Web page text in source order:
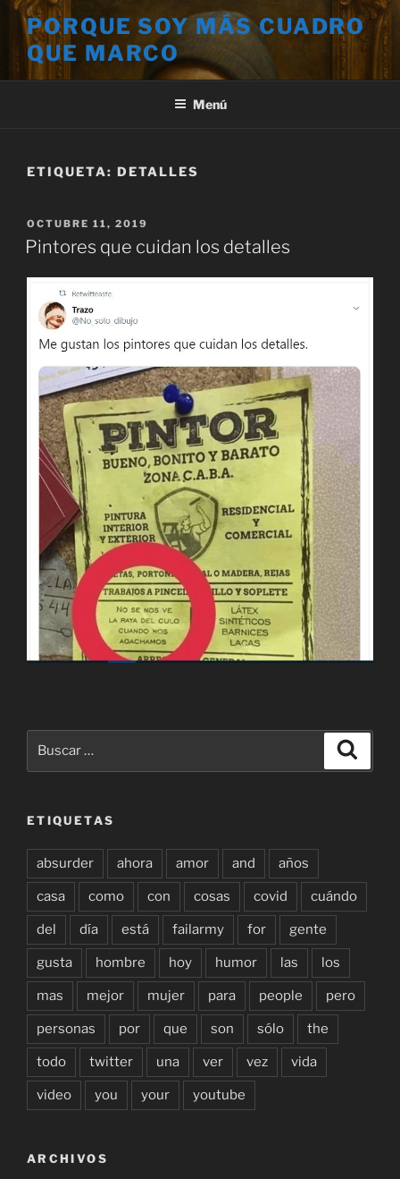
Saltar
contenido
PORQUE SOY MÁS CUADRO
QUE MARCO
Menú
ETIQUETA: DETALLES
PUBLICADO
EL
OCTUBRE 11, 2019
Pintores que cuidan los detalles
ETIQUETAS
absurder ahora amor and años
casa como con cosas covid cuándo
del día está failarmy for gente
gusta hombre hoy humor las los
mas mejor mujer para people pero
personas por que son sólo the
todo twitter una ver vez vida
video you your youtube
ARCHIVOS